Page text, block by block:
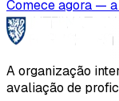
Comece agora —
A organização
avaliação de